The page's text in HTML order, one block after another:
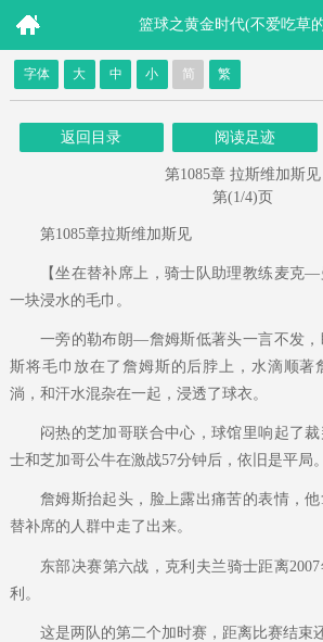
篮球之黄金时代(不爱吃草
字体 大 中 小 简 繁
返回目录 阅读足迹
第1085章 拉斯维加斯见
第(1/4)页
第1085章拉斯维加斯见
【坐在替补席上，骑士队助理教练麦克
一块浸水的毛巾。
一旁的勒布朗—詹姆斯低著头一言不发，
斯将毛巾放在了詹姆斯的后脖上，水滴顺著
淌，和汗水混杂在一起，浸透了球衣。
闷热的芝加哥联合中心，球馆里响起了
士和芝加哥公牛在激战57分钟后，依旧是平局。
詹姆斯抬起头，脸上露出痛苦的表情，
替补席的人群中走了出来。
东部决赛第六战，克利夫兰骑士距离
利。
这是两队的第二个加时赛，距离比赛结束